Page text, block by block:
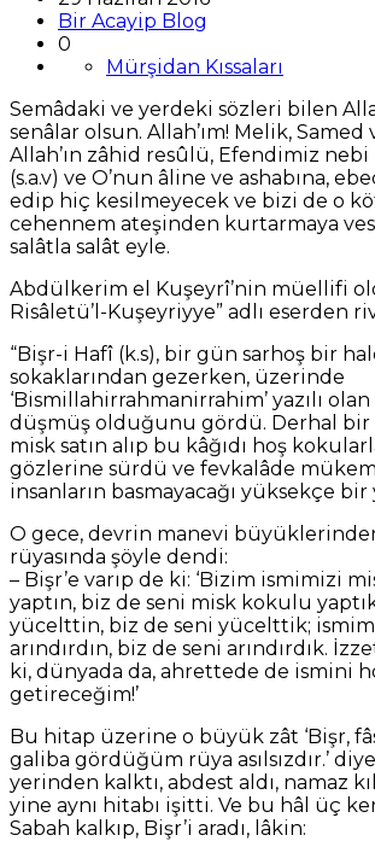
Bir Acayip Blog
0
Mürşidan Kıssaları
Semâdaki ve yerdeki sözleri bilen
senâlar olsun. Allah’ım! Melik, Samed
Allah’ın zâhid resûlü, Efendimiz nebi
(s.a.v) ve O’nun âline ve ashabına,
edip hiç kesilmeyecek ve bizi de o
cehennem ateşinden kurtarmaya
salâtla salât eyle.
Abdülkerim el Kuşeyrî’nin müellifi
Risâletü’l-Kuşeyriyye” adlı eserden
“Bişr-i Hafî (k.s), bir gün sarhoş bir
sokaklarından gezerken, üzerinde
‘Bismillahirrahmanirrahim’ yazılı
düşmüş olduğunu gördü. Derhal bir
misk satın alıp bu kâğıdı hoş
gözlerine sürdü ve fevkalâde
insanların basmayacağı yüksekçe
O gece, devrin manevi
rüyasında şöyle dendi:
– Bişr’e varıp de ki: ‘Bizim ismimizi
yaptın, biz de seni misk kokulu
yücelttin, biz de seni yücelttik;
arındırdın, biz de seni arındırdık.
ki, dünyada da, ahrettede de ismini
getireceğim!’
Bu hitap üzerine o büyük zât ‘Bişr,
galiba gördüğüm rüya asılsızdır.’
yerinden kalktı, abdest aldı, namaz
yine aynı hitabı işitti. Ve bu hâl üç
Sabah kalkıp, Bişr’i aradı, lâkin: